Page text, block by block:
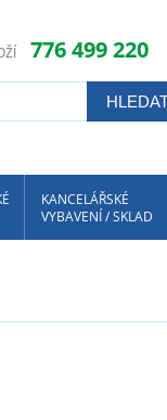
776 499 220
KANCELÁŘSKÉ
VYBAVENÍ / SKLAD